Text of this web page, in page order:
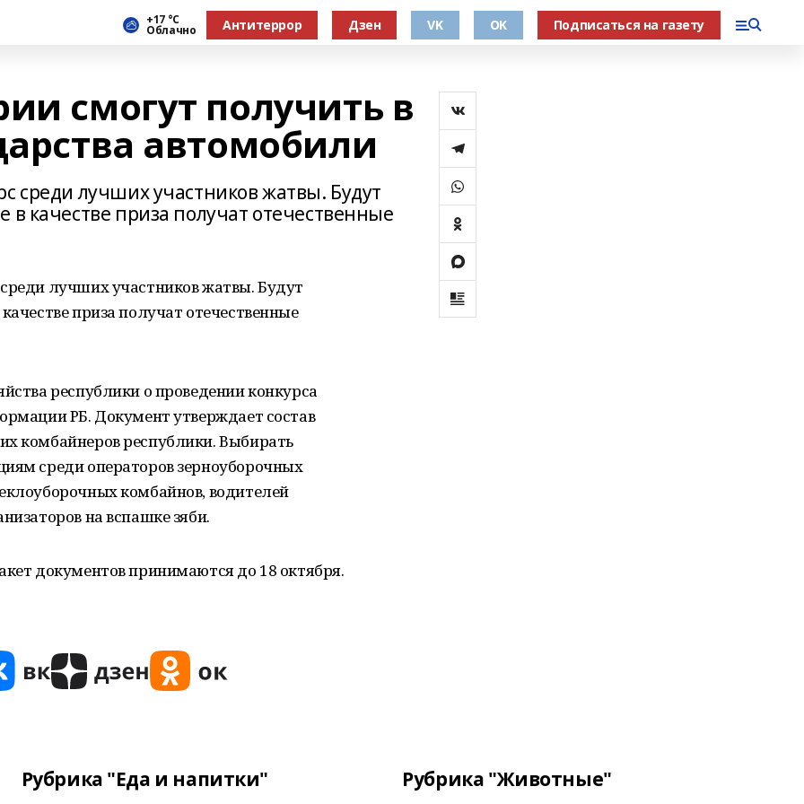
+17 °С
Облачно Антитеррор Дзен VK OK Подписаться на газету
смогут получить в
автомобили
среди лучших участников жатвы. Будут
качестве приза получат отечественные
лучших участников жатвы. Будут
приза получат отечественные
республики о проведении конкурса
РБ. Документ утверждает состав
комбайнеров республики. Выбирать
среди операторов зерноуборочных
комбайнов, водителей
на вспашке зяби.
документов принимаются до 18 октября.
Рубрика "Еда и напитки" Рубрика "Животные"